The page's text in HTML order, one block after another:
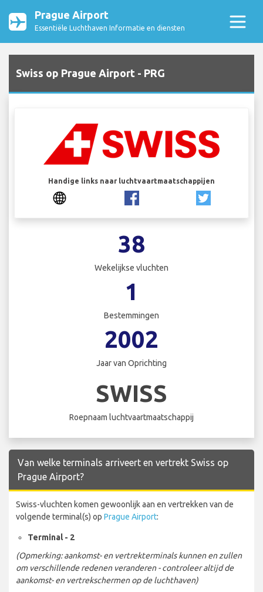
Prague Airport
Essentiële Luchthaven Informatie en diensten
Swiss op Prague Airport - PRG
Handige links naar luchtvaartmaatschappijen
38
Wekelijkse vluchten
1
Bestemmingen
2002
Jaar van Oprichting
SWISS
Roepnaam luchtvaartmaatschappij
Van welke terminals arriveert en vertrekt Swiss op
Prague Airport?
Swiss-vluchten komen gewoonlijk aan en vertrekken van de
volgende terminal(s) op Prague Airport:
Terminal - 2
(Opmerking: aankomst- en vertrekterminals kunnen en zullen
om verschillende redenen veranderen - controleer altijd de
aankomst- en vertrekschermen op de luchthaven)